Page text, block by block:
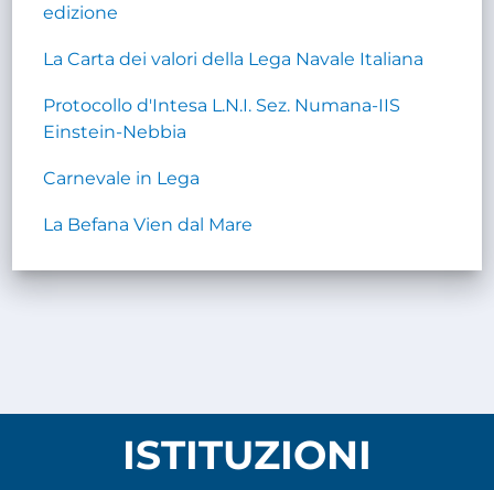
edizione
La Carta dei valori della Lega Navale Italiana
Protocollo d'Intesa L.N.I. Sez. Numana-IIS
Einstein-Nebbia
Carnevale in Lega
La Befana Vien dal Mare
ISTITUZIONI